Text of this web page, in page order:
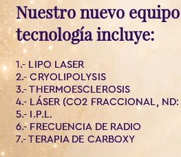
Nuestro nuevo
tecnología incluye:
1.- LIPO LASER
2.- CRYOLIPOLYSIS
3.- THERMOESCLEROSIS
4.- LÁSER (CO2 FRACCIONAL, ND:
5.- I.P.L.
6.-FRECUENCIA DE RADIO
7.- TERAPIA DE CARBOXY